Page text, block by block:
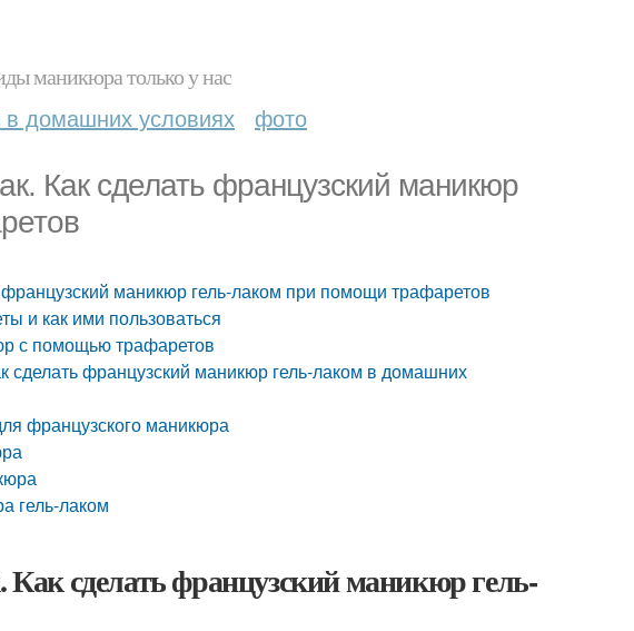
маникюра только у нас
домашних условиях фото
Как сделать французский маникюр
маникюр гель-лаком при помощи трафаретов
и как ими пользоваться
с помощью трафаретов
сделать французский маникюр гель-лаком в домашних
французского маникюра
гель-лаком
сделать французский маникюр гель-